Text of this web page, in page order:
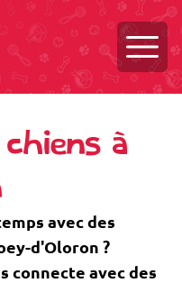
à
avec des
d'Oloron ?
connecte avec des